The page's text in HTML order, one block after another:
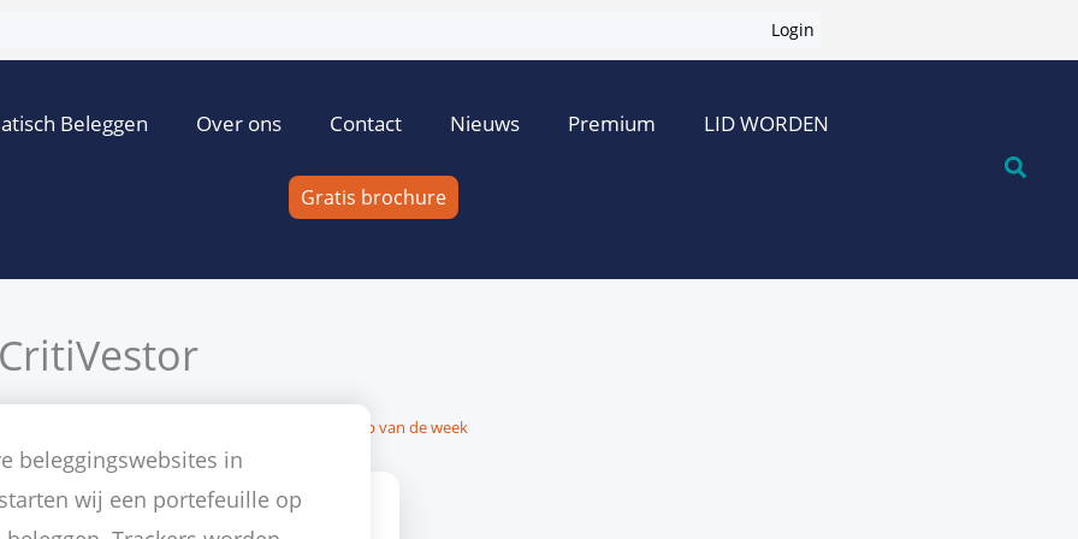
Login
Beleggen Over ons Contact Nieuws Premium LID WORDEN
Gratis brochure
Tip van de week
beleggingswebsites in
wij een portefeuille op